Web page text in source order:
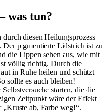
was tun?
diesen Heilungsprozess
pigmentierte Lidstrich ist zu
die Lippen sehen aus, wie mit
völlig richtig. Durch die
in Ruhe heilen und schützt
sollte es auch bleiben!
starten, die die
Zeitpunkt wäre der Effekt
ab, Farbe weg!“.